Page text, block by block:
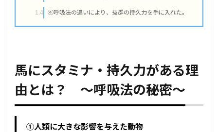
1.4 ④呼吸法の違いにより、抜群の持久力を手に入れた。
馬にスタミナ・持久力がある理
由とは？ ～呼吸法の秘密～
①人類に大きな影響を与えた動物